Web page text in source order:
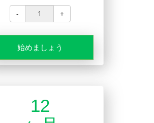
- +
始めましょう
12